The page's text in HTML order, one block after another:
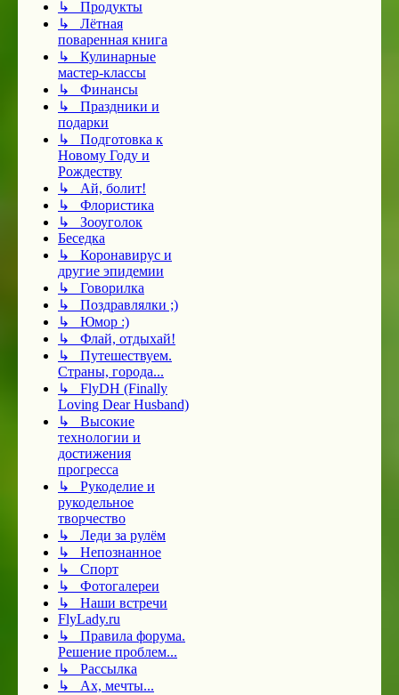
↳ Продукты
↳ Лётная
поваренная книга
↳ Кулинарные
мастер-классы
↳ Финансы
↳ Праздники и
подарки
↳ Подготовка к
Новому Году и
Рождеству
↳ Ай, болит!
↳ Флористика
↳ Зооуголок
Беседка
↳ Коронавирус и
другие эпидемии
↳ Говорилка
↳ Поздравлялки ;)
↳ Юмор :)
↳ Флай, отдыхай!
↳ Путешествуем.
Страны, города...
↳ FlyDH (Finally
Loving Dear Husband)
↳ Высокие
технологии и
достижения
прогресса
↳ Рукоделие и
рукодельное
творчество
↳ Леди за рулём
↳ Непознанное
↳ Спорт
↳ Фотогалереи
↳ Наши встречи
FlyLady.ru
↳ Правила форума.
Решение проблем...
↳ Рассылка
↳ Ах, мечты...